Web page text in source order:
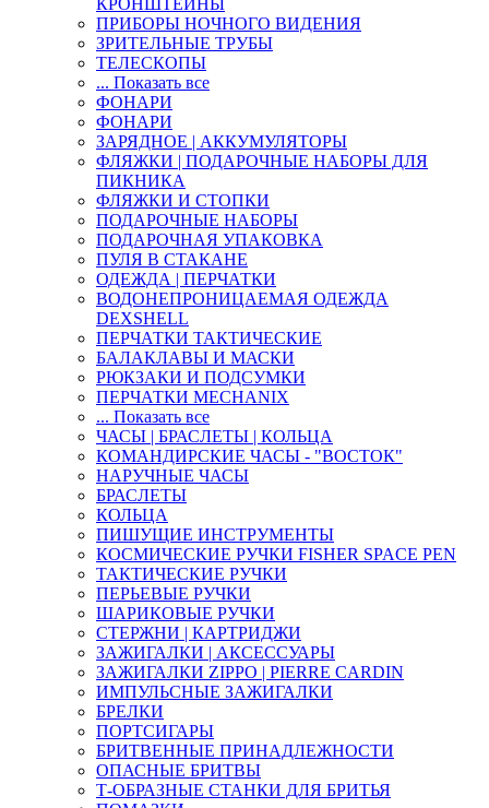
КРОНШТЕЙНЫ
ПРИБОРЫ НОЧНОГО ВИДЕНИЯ
ЗРИТЕЛЬНЫЕ ТРУБЫ
ТЕЛЕСКОПЫ
... Показать все
ФОНАРИ
ФОНАРИ
ЗАРЯДНОЕ | АККУМУЛЯТОРЫ
ФЛЯЖКИ | ПОДАРОЧНЫЕ НАБОРЫ ДЛЯ
ПИКНИКА
ФЛЯЖКИ И СТОПКИ
ПОДАРОЧНЫЕ НАБОРЫ
ПОДАРОЧНАЯ УПАКОВКА
ПУЛЯ В СТАКАНЕ
ОДЕЖДА | ПЕРЧАТКИ
ВОДОНЕПРОНИЦАЕМАЯ ОДЕЖДА
DEXSHELL
ПЕРЧАТКИ ТАКТИЧЕСКИЕ
БАЛАКЛАВЫ И МАСКИ
РЮКЗАКИ И ПОДСУМКИ
ПЕРЧАТКИ MECHANIX
... Показать все
ЧАСЫ | БРАСЛЕТЫ | КОЛЬЦА
КОМАНДИРСКИЕ ЧАСЫ - "ВОСТОК"
НАРУЧНЫЕ ЧАСЫ
БРАСЛЕТЫ
КОЛЬЦА
ПИШУЩИЕ ИНСТРУМЕНТЫ
КОСМИЧЕСКИЕ РУЧКИ FISHER SPACE PEN
ТАКТИЧЕСКИЕ РУЧКИ
ПЕРЬЕВЫЕ РУЧКИ
ШАРИКОВЫЕ РУЧКИ
СТЕРЖНИ | КАРТРИДЖИ
ЗАЖИГАЛКИ | АКСЕССУАРЫ
ЗАЖИГАЛКИ ZIPPO | PIERRE CARDIN
ИМПУЛЬСНЫЕ ЗАЖИГАЛКИ
БРЕЛКИ
ПОРТСИГАРЫ
БРИТВЕННЫЕ ПРИНАДЛЕЖНОСТИ
ОПАСНЫЕ БРИТВЫ
Т-ОБРАЗНЫЕ СТАНКИ ДЛЯ БРИТЬЯ